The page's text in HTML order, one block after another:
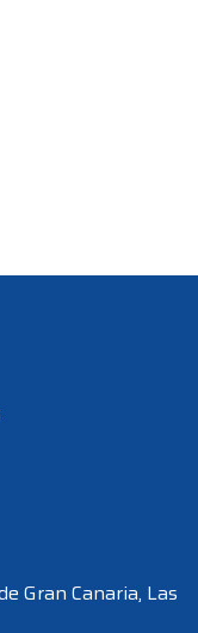
Gran Canaria, Las